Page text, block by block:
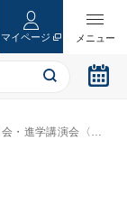
マイページ
講演会〈東京会場〉